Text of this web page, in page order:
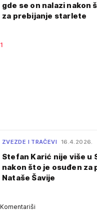
gde se on nalazi nakon
za prebijanje starlete
1
ZVEZDE I TRAČEVI 16.4.2026.
Stefan Karić nije više u
nakon što je osuđen za
Nataše Šavije
Komentariši